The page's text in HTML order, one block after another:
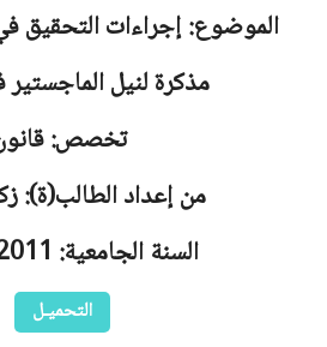
الموضوع:إجراءات التحقيق
مذكرة لنيل الماجستير
تخصص:
من إعداد الطالب(ة):
السنة الجامعية: 2011 / 2012
التحميـل